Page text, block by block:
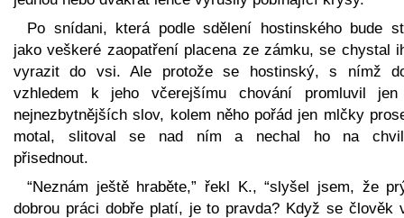
Po snídani, která podle sdělení hostinského bude
jako veškeré zaopatření placena ze zámku, se chystal
vyrazit do vsi. Ale protože se hostinský, s nímž
vzhledem k jeho včerejšímu chování promluvil
nejnezbytnějších slov, kolem něho pořád jen mlčky
motal, slitoval se nad ním a nechal ho na
přisednout.
“Neznám ještě hraběte,” řekl K., “slyšel jsem, že
dobrou práci dobře platí, je to pravda? Když se člověk